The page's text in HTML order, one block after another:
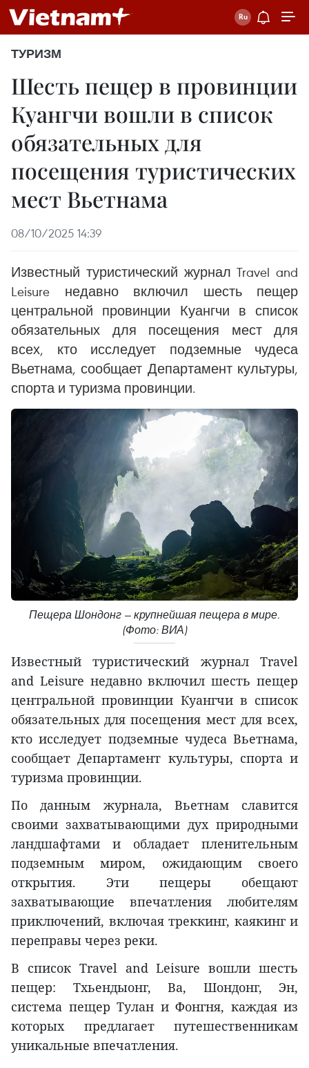
ТУРИЗМ
Шесть пещер в провинции
Куангчи вошли в список
обязательных для
посещения туристических
мест Вьетнама
08/10/2025 14:39
Известный туристический журнал Travel and
Leisure недавно включил шесть пещер
центральной провинции Куангчи в список
обязательных для посещения мест для
всех, кто исследует подземные чудеса
Вьетнама, сообщает Департамент культуры,
спорта и туризма провинции.
Пещера Шондонг — крупнейшая пещера в мире.
(Фото: ВИА)
Известный туристический журнал Travel
and Leisure недавно включил шесть пещер
центральной провинции Куангчи в список
обязательных для посещения мест для всех,
кто исследует подземные чудеса Вьетнама,
сообщает Департамент культуры, спорта и
туризма провинции.
По данным журнала, Вьетнам славится
своими захватывающими дух природными
ландшафтами и обладает пленительным
подземным миром, ожидающим своего
открытия. Эти пещеры обещают
захватывающие впечатления любителям
приключений, включая треккинг, каякинг и
переправы через реки.
В список Travel and Leisure вошли шесть
пещер: Тхьендыонг, Ва, Шондонг, Эн,
система пещер Тулан и Фонгня, каждая из
которых предлагает путешественникам
уникальные впечатления.